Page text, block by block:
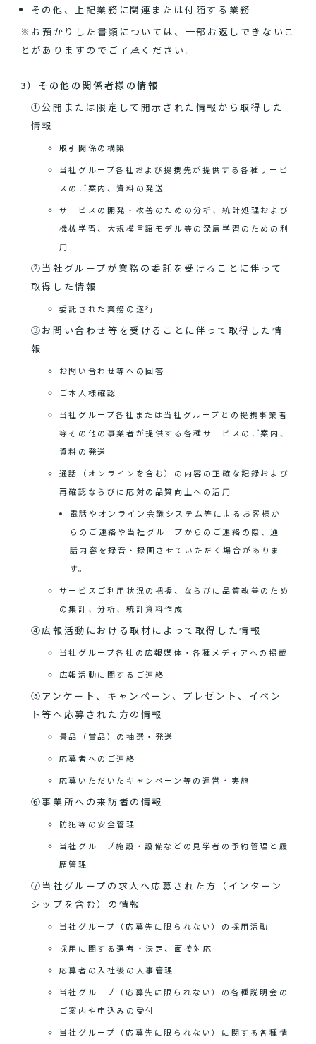
その他、上記業務に関連または付随する業務
※お預かりした書類については、一部お返しできないこ
とがありますのでご了承ください。
3）その他の関係者様の情報
①公開または限定して開示された情報から取得した
情報
取引関係の構築
当社グループ各社および提携先が提供する各種サービ
スのご案内、資料の発送
サービスの開発・改善のための分析、統計処理および
機械学習、大規模言語モデル等の深層学習のための利
用
②当社グループが業務の委託を受けることに伴って
取得した情報
委託された業務の遂行
③お問い合わせ等を受けることに伴って取得した情
報
お問い合わせ等への回答
ご本人様確認
当社グループ各社または当社グループとの提携事業者
等その他の事業者が提供する各種サービスのご案内、
資料の発送
通話（オンラインを含む）の内容の正確な記録および
再確認ならびに応対の品質向上への活用
電話やオンライン会議システム等によるお客様か
らのご連絡や当社グループからのご連絡の際、通
話内容を録音・録画させていただく場合がありま
す。
サービスご利用状況の把握、ならびに品質改善のため
の集計、分析、統計資料作成
④広報活動における取材によって取得した情報
当社グループ各社の広報媒体・各種メディアへの掲載
広報活動に関するご連絡
⑤アンケート、キャンペーン、プレゼント、イベン
ト等へ応募された方の情報
景品（賞品）の抽選・発送
応募者へのご連絡
応募いただいたキャンペーン等の運営・実施
⑥事業所への来訪者の情報
防犯等の安全管理
当社グループ施設・設備などの見学者の予約管理と履
歴管理
⑦当社グループの求人へ応募された方（インターン
シップを含む）の情報
当社グループ（応募先に限られない）の採用活動
採用に関する選考・決定、面接対応
応募者の入社後の人事管理
当社グループ（応募先に限られない）の各種説明会の
ご案内や申込みの受付
当社グループ（応募先に限られない）に関する各種情